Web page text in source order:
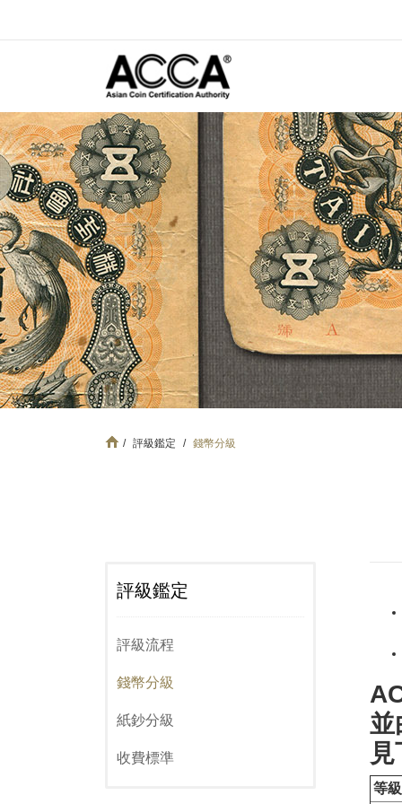
/ 評級鑑定 / 錢幣分級
評級鑑定
評級流程
錢幣分級
紙鈔分級
收費標準
並
等級